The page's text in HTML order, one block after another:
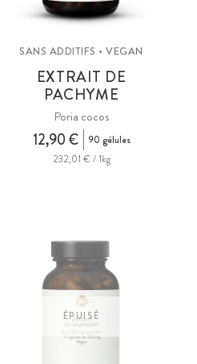
SANS ADDITIFS • VEGAN
EXTRAIT DE
PACHYME
Poria cocos
12,90 €
90 gélules
232,01 € / 1kg
ÉPUISÉ